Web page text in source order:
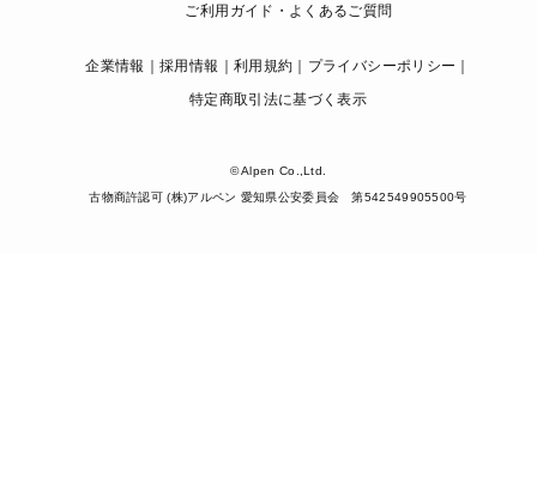
ご利用ガイド・よくあるご質問
企業情報 採用情報 利用規約
プライバシーポリシー
特定商取引法に基づく表示
© Alpen Co.,Ltd.
古物商許認可 (株)アルペン 愛知県公安委員会 第542549905500号